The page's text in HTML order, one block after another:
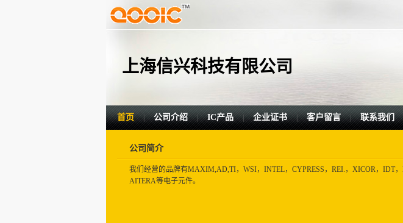
上海信兴科技有限公司
首页 | 公司介绍 | IC产品 | 企业证书 | 客户留言 | 联系我们
公司简介
我们经营的品牌有MAXIM,AD,TI，WSI，INTEL，CYPRESS，REI.，XICOR，IDT
AITERA等电子元件。